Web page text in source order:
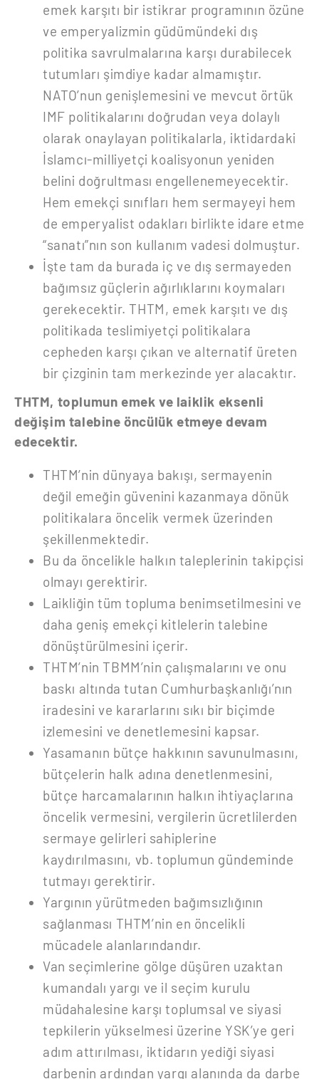
emek karşıtı bir istikrar programının özüne
ve emperyalizmin güdümündeki dış
politika savrulmalarına karşı durabilecek
tutumları şimdiye kadar almamıştır.
NATO’nun genişlemesini ve mevcut örtük
IMF politikalarını doğrudan veya dolaylı
olarak onaylayan politikalarla, iktidardaki
İslamcı-milliyetçi koalisyonun yeniden
belini doğrultması engellenemeyecektir.
Hem emekçi sınıfları hem sermayeyi hem
de emperyalist odakları birlikte idare etme
“sanatı”nın son kullanım vadesi dolmuştur.
İşte tam da burada iç ve dış sermayeden
bağımsız güçlerin ağırlıklarını koymaları
gerekecektir. THTM, emek karşıtı ve dış
politikada teslimiyetçi politikalara
cepheden karşı çıkan ve alternatif üreten
bir çizginin tam merkezinde yer alacaktır.
THTM, toplumun emek ve laiklik eksenli
değişim talebine öncülük etmeye devam
edecektir.
THTM’nin dünyaya bakışı, sermayenin
değil emeğin güvenini kazanmaya dönük
politikalara öncelik vermek üzerinden
şekillenmektedir.
Bu da öncelikle halkın taleplerinin takipçisi
olmayı gerektirir.
Laikliğin tüm topluma benimsetilmesini ve
daha geniş emekçi kitlelerin talebine
dönüştürülmesini içerir.
THTM’nin TBMM’nin çalışmalarını ve onu
baskı altında tutan Cumhurbaşkanlığı’nın
iradesini ve kararlarını sıkı bir biçimde
izlemesini ve denetlemesini kapsar.
Yasamanın bütçe hakkının savunulmasını,
bütçelerin halk adına denetlenmesini,
bütçe harcamalarının halkın ihtiyaçlarına
öncelik vermesini, vergilerin ücretlilerden
sermaye gelirleri sahiplerine
kaydırılmasını, vb. toplumun gündeminde
tutmayı gerektirir.
Yargının yürütmeden bağımsızlığının
sağlanması THTM’nin en öncelikli
mücadele alanlarındandır.
Van seçimlerine gölge düşüren uzaktan
kumandalı yargı ve il seçim kurulu
müdahalesine karşı toplumsal ve siyasi
tepkilerin yükselmesi üzerine YSK’ye geri
adım attırılması, iktidarın yediği siyasi
darbenin ardından yargı alanında da darbe